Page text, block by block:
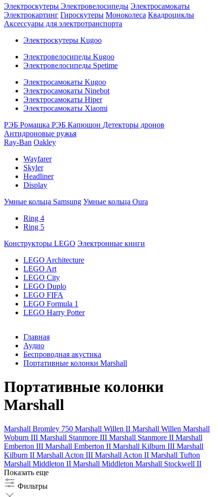
Электроскутеры Электровелосипеды Электросамокаты
Электрокартинг Гироскутеры Моноколеса Квадроциклы
Аксессуары для электротранспорта
Электроскутеры Kugoo
Электровелосипеды Kugoo
Электровелосипеды Spetime
Электросамокаты Kugoo
Электросамокаты Ninebot
Электросамокаты Hiper
Электросамокаты Xiaomi
РЭБ Ромашка РЭБ Капюшон Детекторы дронов
Антидроновые ружья
Ray-Ban Oakley
Wayfarer
Skyler
Headliner
Display
Умные кольца Samsung Умные кольца Oura
Ring 4
Ring 5
Конструкторы LEGO Электронные книги
LEGO Architecture
LEGO Art
LEGO City
LEGO Duplo
LEGO FIFA
LEGO Formula 1
LEGO Harry Potter
Главная
Аудио
Беспроводная акустика
Портативные колонки Marshall
Портативные колонки
Marshall
Marshall Bromley 750 Marshall Willen II Marshall Willen Marshall
Woburn III Marshall Stanmore III Marshall Stanmore II Marshall
Emberton III Marshall Emberton II Marshall Kilburn III Marshall
Kilburn II Marshall Acton III Marshall Acton II Marshall Tufton
Marshall Middleton II Marshall Middleton Marshall Stockwell II
Показать еще
Фильтры